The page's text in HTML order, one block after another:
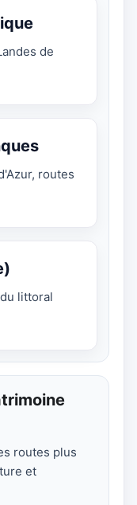
de
routes
littoral
routes plus
et